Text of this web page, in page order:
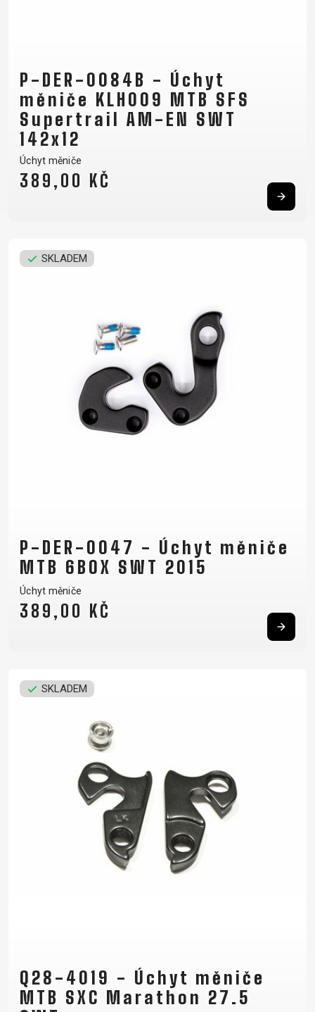
P-DER-0084B - Úchyt
měniče KLH009 MTB SFS
Supertrail AM-EN SWT
142x12
Úchyt měniče
389,00 KČ
SKLADEM
P-DER-0047 - Úchyt měniče
MTB 6BOX SWT 2015
Úchyt měniče
389,00 KČ
SKLADEM
Q28-4019 - Úchyt měniče
MTB SXC Marathon 27.5